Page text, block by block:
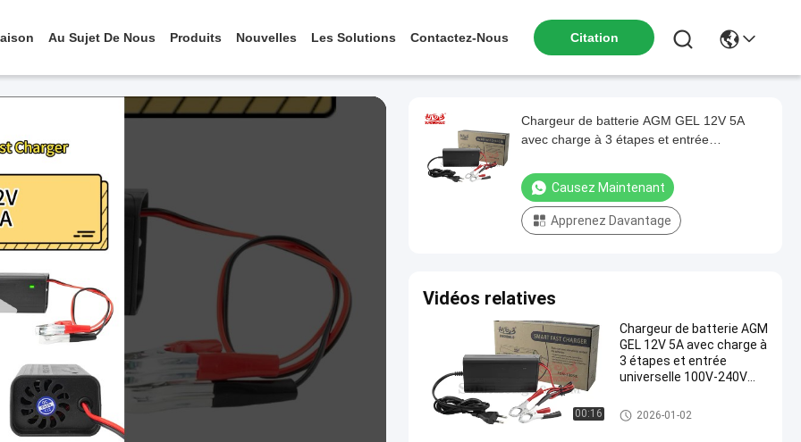
Au Sujet De Nous Produits Nouvelles Les Solutions Contactez-Nous Citation
Chargeur de batterie AGM GEL 12V 5A
avec charge à 3 étapes et entrée
plomb
Causez Maintenant
Apprenez Davantage
Vidéos relatives
00:16
Chargeur de batterie AGM
GEL 12V 5A avec charge à
3 étapes et entrée
universelle 100V-240V
chargeur de batterie au gel ag
m
2026-01-02